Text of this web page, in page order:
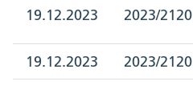
19.12.2023 2023/2120
19.12.2023 2023/2120